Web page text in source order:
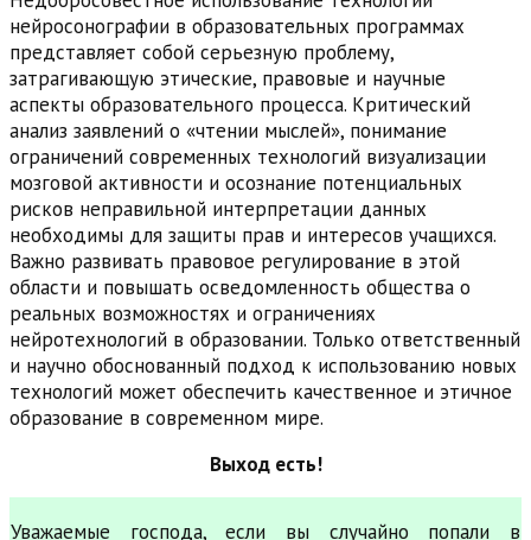
нейросонографии в образовательных программах
представляет собой серьезную проблему,
затрагивающую этические, правовые и научные
аспекты образовательного процесса. Критический
анализ заявлений о «чтении мыслей», понимание
ограничений современных технологий визуализации
мозговой активности и осознание потенциальных
рисков неправильной интерпретации данных
необходимы для защиты прав и интересов учащихся.
Важно развивать правовое регулирование в этой
области и повышать осведомленность общества о
реальных возможностях и ограничениях
нейротехнологий в образовании. Только ответственный
и научно обоснованный подход к использованию новых
технологий может обеспечить качественное и этичное
образование в современном мире.
Выход есть!
Уважаемые господа, если вы случайно попали в